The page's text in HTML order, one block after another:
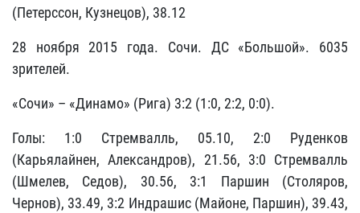
(Петерссон, Кузнецов), 38.12
28 ноября 2015 года. Сочи. ДС «Большой». 6035
зрителей.
«Сочи» – «Динамо» (Рига) 3:2 (1:0, 2:2, 0:0).
Голы: 1:0 Стремвалль, 05.10, 2:0 Руденков
(Карьялайнен, Александров), 21.56, 3:0 Стремвалль
(Шмелев, Седов), 30.56, 3:1 Паршин (Столяров,
Чернов), 33.49, 3:2 Индрашис (Майоне, Паршин), 39.43,